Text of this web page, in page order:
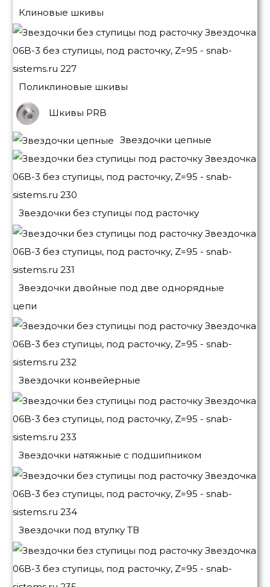
Клиновые шкивы
Поликлиновые шкивы
Шкивы PRB
Звездочки цепные
Звездочки без ступицы под расточку
Звездочки двойные под две однорядные
цепи
Звездочки конвейерные
Звездочки натяжные с подшипником
Звездочки под втулку ТВ